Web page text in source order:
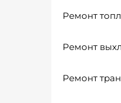
Ремонт
Ремонт
Ремонт